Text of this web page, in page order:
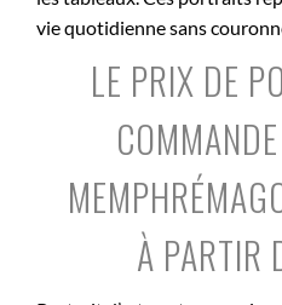
vie quotidienne sans
LE PRIX DE
À PARTIR